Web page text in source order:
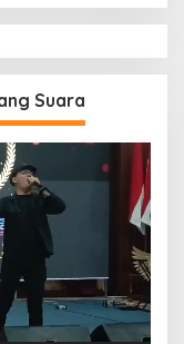
Suara